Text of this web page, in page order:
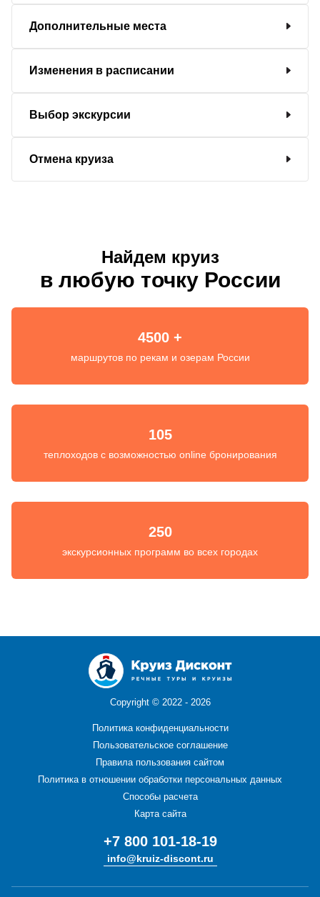
Дополнительные места
Изменения в расписании
Выбор экскурсии
Отмена круиза
Найдем круиз
в любую точку России
4500 +
маршрутов по рекам и озерам России
105
теплоходов с возможностью online бронирования
250
экскурсионных программ во всех городах
Copyright © 2022 - 2026
Политика конфиденциальности
Пользовательское соглашение
Правила пользования сайтом
Политика в отношении обработки персональных данных
Способы расчета
Карта сайта
+7 800 101-18-19
info@kruiz-discont.ru